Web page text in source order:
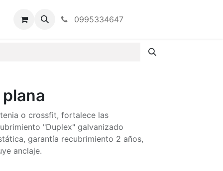
0995334647
o crossfit, fortalece las
"Duplex" galvanizado
garantía recubrimiento 2 años,
anclaje.